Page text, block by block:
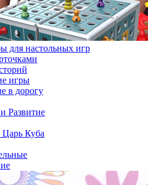
для настольных игр
игры
в дорогу
Развитие
Куба